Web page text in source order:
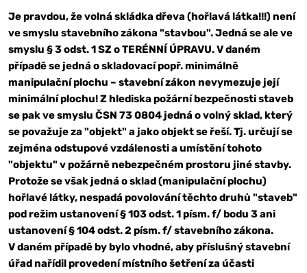
Je pravdou, že volná skládka dřeva (hořlavá látka!!!) není
ve smyslu stavebního zákona "stavbou". Jedná se ale ve
smyslu § 3 odst. 1 SZ o TERÉNNÍ ÚPRAVU. V daném
případě se jedná o skladovací popř. minimálně
manipulační plochu – stavební zákon nevymezuje její
minimální plochu! Z hlediska požární bezpečnosti staveb
se pak ve smyslu ČSN 73 0804 jedná o volný sklad, který
se považuje za "objekt" a jako objekt se řeší. Tj. určují se
zejména odstupové vzdálenosti a umístění tohoto
"objektu" v požárně nebezpečném prostoru jiné stavby.
Protože se však jedná o sklad (manipulační plochu)
hořlavé látky, nespadá povolování těchto druhů "staveb"
pod režim ustanovení § 103 odst. 1 písm. f/ bodu 3 ani
ustanovení § 104 odst. 2 písm. f/ stavebního zákona.
V daném případě by bylo vhodné, aby příslušný stavební
úřad nařídil provedení místního šetření za účasti